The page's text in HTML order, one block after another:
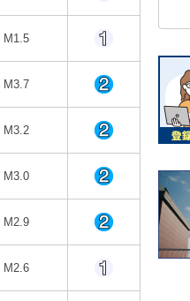
M1.5
M3.7
M3.2
M3.0
M2.9
M2.6